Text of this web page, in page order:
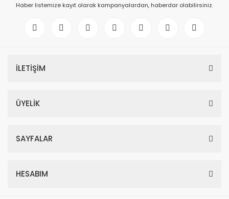
Haber listemize kayıt olarak kampanyalardan, haberdar olabilirsiniz.
İLETİŞİM
ÜYELİK
SAYFALAR
HESABIM